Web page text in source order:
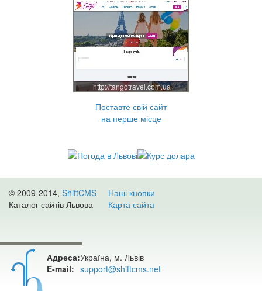
http://tangotravel.com.ua
Поставте свій сайт
на перше місце
© 2009-2014, ShiftCMS
Каталог сайтів Львова
Наші кнопки
Карта сайта
Адреса:Україна, м. Львів
E-mail: support@shiftcms.net